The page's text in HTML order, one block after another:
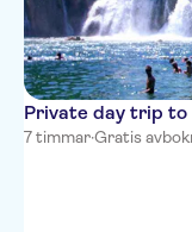
Emperor's
Piazza
Private day trip to
7 timmar·Gratis